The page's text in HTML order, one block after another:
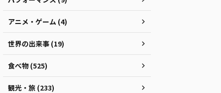
アニメ・ゲーム (4)
世界の出来事 (19)
食べ物 (525)
観光・旅 (233)